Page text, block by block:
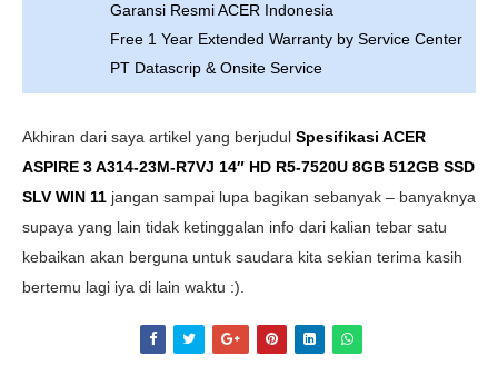
Garansi Resmi ACER Indonesia
Free 1 Year Extended Warranty by Service Center
PT Datascrip & Onsite Service
Akhiran dari saya artikel yang berjudul Spesifikasi ACER
ASPIRE 3 A314-23M-R7VJ 14″ HD R5-7520U 8GB 512GB SSD
SLV WIN 11 jangan sampai lupa bagikan sebanyak – banyaknya
supaya yang lain tidak ketinggalan info dari kalian tebar satu
kebaikan akan berguna untuk saudara kita sekian terima kasih
bertemu lagi iya di lain waktu :).